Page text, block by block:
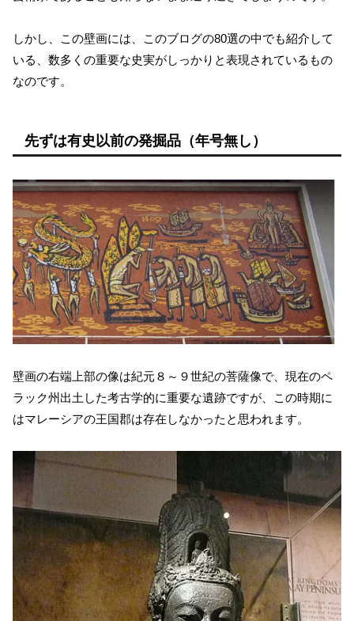
しかし、この壁画には、このブログの80選の中でも紹介して
いる、数多くの重要な史実がしっかりと表現されているもの
なのです。
先ずは有史以前の発掘品（年号無し）
壁画の右端上部の像は紀元８～９世紀の菩薩像で、現在のペ
ラック州出土した考古学的に重要な遺跡ですが、この時期に
はマレーシアの王国郡は存在しなかったと思われます。